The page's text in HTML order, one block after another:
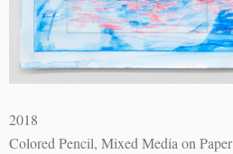
2018
Colored Pencil, Mixed Media on Paper